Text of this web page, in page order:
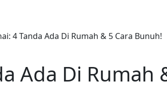
4 Tanda Ada Di Rumah & 5 Cara Bunuh!
Ada Di Rumah